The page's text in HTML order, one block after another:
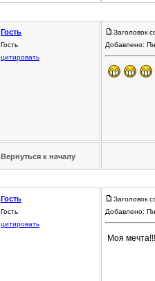
Гость
Гость
цитировать
Заголовок
Добавлено:
Вернуться к началу
Гость
Гость
цитировать
Заголовок
Добавлено:
Моя